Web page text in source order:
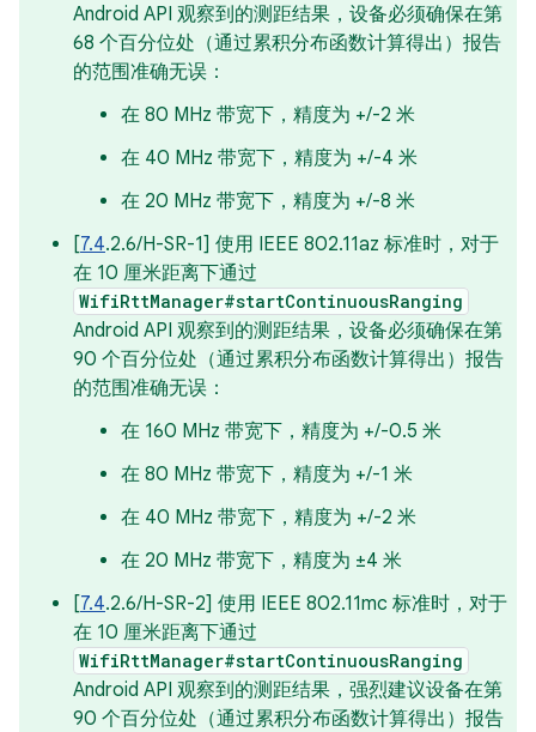
Android API 观察到的测距结果，设备必须确保在第
68 个百分位处（通过累积分布函数计算得出）报告
的范围准确无误：
在 80 MHz 带宽下，精度为 +/-2 米
在 40 MHz 带宽下，精度为 +/-4 米
在 20 MHz 带宽下，精度为 +/-8 米
[7.4.2.6/H-SR-1] 使用 IEEE 802.11az 标准时，对于
在 10 厘米距离下通过
WifiRttManager#startContinuousRanging
Android API 观察到的测距结果，设备必须确保在第
90 个百分位处（通过累积分布函数计算得出）报告
的范围准确无误：
在 160 MHz 带宽下，精度为 +/-0.5 米
在 80 MHz 带宽下，精度为 +/-1 米
在 40 MHz 带宽下，精度为 +/-2 米
在 20 MHz 带宽下，精度为 ±4 米
[7.4.2.6/H-SR-2] 使用 IEEE 802.11mc 标准时，对于
在 10 厘米距离下通过
WifiRttManager#startContinuousRanging
Android API 观察到的测距结果，强烈建议设备在第
90 个百分位处（通过累积分布函数计算得出）报告